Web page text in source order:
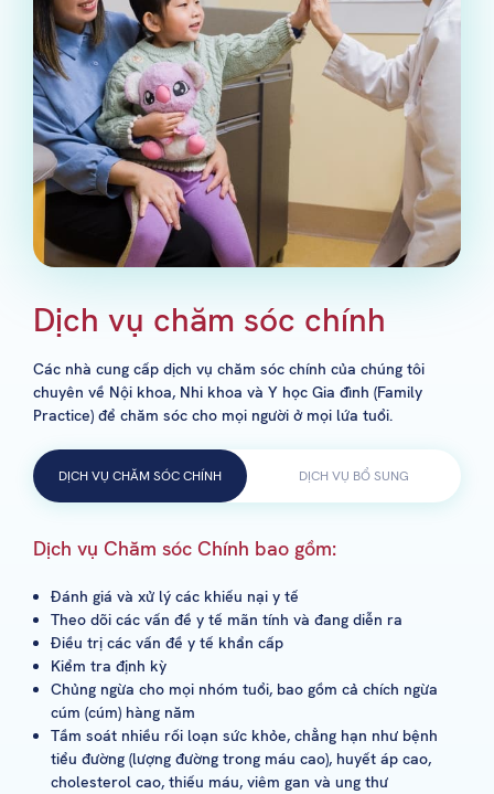
Dịch vụ chăm sóc chính
Các nhà cung cấp dịch vụ chăm sóc chính của chúng tôi
chuyên về Nội khoa, Nhi khoa và Y học Gia đình (Family
Practice) để chăm sóc cho mọi người ở mọi lứa tuổi.
DỊCH VỤ CHĂM SÓC CHÍNH DỊCH VỤ BỔ SUNG
Dịch vụ Chăm sóc Chính bao gồm:
Đánh giá và xử lý các khiếu nại y tế
Theo dõi các vấn đề y tế mãn tính và đang diễn ra
Điều trị các vấn đề y tế khẩn cấp
Kiểm tra định kỳ
Chủng ngừa cho mọi nhóm tuổi, bao gồm cả chích ngừa
cúm (cúm) hàng năm
Tầm soát nhiều rối loạn sức khỏe, chẳng hạn như bệnh
tiểu đường (lượng đường trong máu cao), huyết áp cao,
cholesterol cao, thiếu máu, viêm gan và ung thư